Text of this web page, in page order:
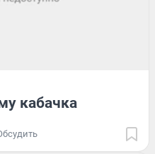
кабачка